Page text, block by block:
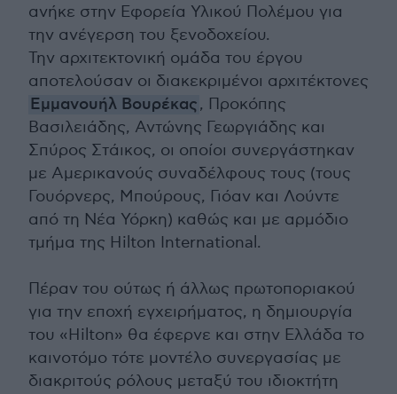
ανήκε στην Εφορεία Υλικού Πολέμου για
την ανέγερση του ξενοδοχείου.
Την αρχιτεκτονική ομάδα του έργου
αποτελούσαν οι διακεκριμένοι αρχιτέκτονες
Εμμανουήλ Βουρέκας, Προκόπης
Βασιλειάδης, Αντώνης Γεωργιάδης και
Σπύρος Στάικος, οι οποίοι συνεργάστηκαν
με Αμερικανούς συναδέλφους τους (τους
Γουόρνερς, Μπούρους, Γιόαν και Λούντε
από τη Νέα Υόρκη) καθώς και με αρμόδιο
τμήμα της Hilton International.
Πέραν του ούτως ή άλλως πρωτοποριακού
για την εποχή εγχειρήματος, η δημιουργία
του «Hilton» θα έφερνε και στην Ελλάδα το
καινοτόμο τότε μοντέλο συνεργασίας με
διακριτούς ρόλους μεταξύ του ιδιοκτήτη